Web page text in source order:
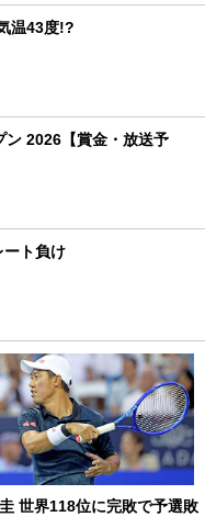
温43度!?
ン 2026【賞金・放送予
ート負け
世界118位に完敗で予選敗